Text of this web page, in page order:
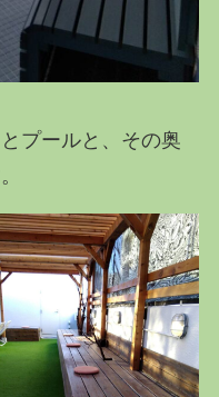
プールと、その奥